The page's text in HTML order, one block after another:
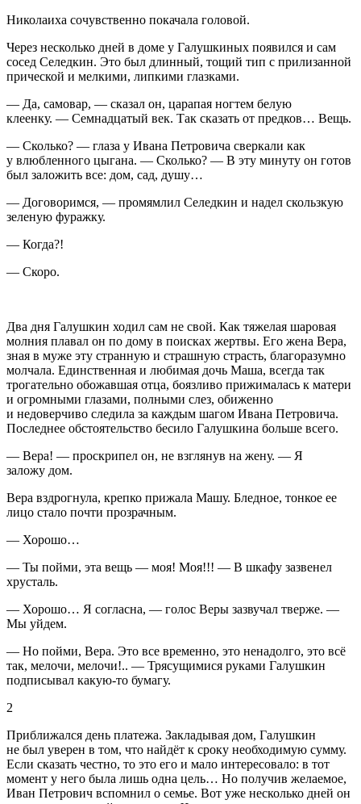
Николаиха сочувственно покачала головой.
Через несколько дней в доме у Галушкиных появился и сам
сосед Селедкин. Это был длинный, тощий тип с прилизанной
прической и мелкими, липкими глазками.
— Да, самовар, — сказал он, царапая ногтем белую
клеенку. — Семнадцатый век. Так сказать от предков… Вещь.
— Сколько? — глаза у Ивана Петровича сверкали как
у влюбленного цыгана. — Сколько? — В эту минуту он готов
был заложить все: дом, сад, душу…
— Договоримся, — промямлил Селедкин и надел скользкую
зеленую фуражку.
— Когда?!
— Скоро.
Два дня Галушкин ходил сам не свой. Как тяжелая шаровая
молния плавал он по дому в поисках жертвы. Его жена Вера,
зная в муже эту странную и страшную страсть, благоразумно
молчала. Единственная и любимая дочь Маша, всегда так
трогательно обожавшая отца, боязливо прижималась к матери
и огромными глазами, полными слез, обиженно
и недоверчиво следила за каждым шагом Ивана Петровича.
Последнее обстоятельство бесило Галушкина больше всего.
— Вера! — проскрипел он, не взглянув на жену. — Я
заложу дом.
Вера вздрогнула, крепко прижала Машу. Бледное, тонкое ее
лицо стало почти прозрачным.
— Хорошо…
— Ты пойми, эта вещь — моя! Моя!!! — В шкафу зазвенел
хрусталь.
— Хорошо… Я согласна, — голос Веры зазвучал тверже. —
Мы уйдем.
— Но пойми, Вера. Это все временно, это ненадолго, это всё
так, мелочи, мелочи!.. — Трясущимися руками Галушкин
подписывал какую-то бумагу.
2
Приближался день платежа. Закладывая дом, Галушкин
не был уверен в том, что найдёт к сроку необходимую сумму.
Если сказать честно, то это его и мало интересовало: в тот
момент у него была лишь одна цель… Но получив желаемое,
Иван Петрович вспомнил о семье. Вот уже несколько дней он